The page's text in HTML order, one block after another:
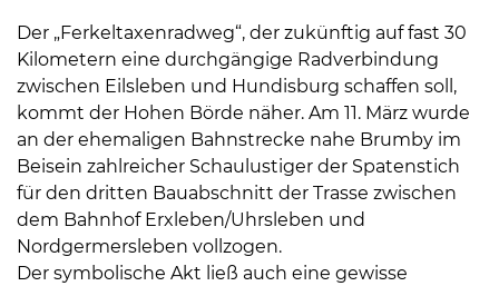
Der „Ferkeltaxenradweg“, der zukünftig auf fast 30
Kilometern eine durchgängige Radverbindung
zwischen Eilsleben und Hundisburg schaffen soll,
kommt der Hohen Börde näher. Am 11. März wurde
an der ehemaligen Bahnstrecke nahe Brumby im
Beisein zahlreicher Schaulustiger der Spatenstich
für den dritten Bauabschnitt der Trasse zwischen
dem Bahnhof Erxleben/Uhrsleben und
Nordgermersleben vollzogen.
Der symbolische Akt ließ auch eine gewisse